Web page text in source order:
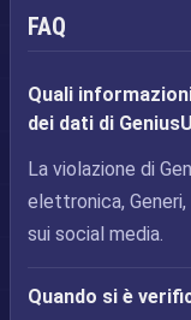
FAQ
Quali
dei dati di
La violazione di
elettronica,
sui social media.
Quando si è